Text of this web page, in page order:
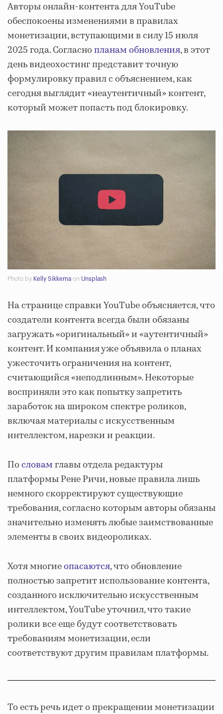
Авторы онлайн-контента для YouTube
обеспокоены изменениями в правилах
монетизации, вступающими в силу 15 июля
2025 года. Согласнопланам обновления, в этот
день видеохостинг представит точную
формулировку правил с объяснением, как
сегодня выглядит «неаутентичный» контент,
который может попасть под блокировку.
Photo by Kelly Sikkema on Unsplash
На странице справки YouTube объясняется, что
создатели контента всегда были обязаны
загружать «оригинальный» и «аутентичный»
контент. И компания уже объявила о планах
ужесточить ограничения на контент,
считающийся «неподлинным». Некоторые
восприняли это как попытку запретить
заработок на широком спектре роликов,
включая материалы с искусственным
интеллектом, нарезки и реакции.
Пословамглавы отдела редактуры
платформы Рене Ричи, новые правила лишь
немного скорректируют существующие
требования, согласно которым авторы обязаны
значительно изменять любые заимствованные
элементы в своих видеороликах.
Хотя многиеопасаются, что обновление
полностью запретит использование контента,
созданного исключительно искусственным
интеллектом, YouTube уточнил, что такие
ролики все еще будут соответствовать
требованиям монетизации, если
соответствуют другим правилам платформы.
То есть речь идет о прекращении монетизации